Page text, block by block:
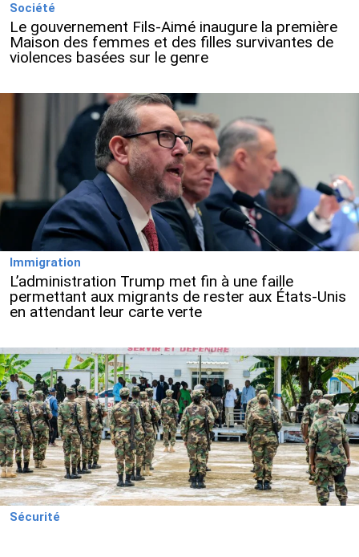
Société
Le gouvernement Fils-Aimé inaugure la première
Maison des femmes et des filles survivantes de
violences basées sur le genre
Immigration
L’administration Trump met fin à une faille
permettant aux migrants de rester aux États-Unis
en attendant leur carte verte
Sécurité